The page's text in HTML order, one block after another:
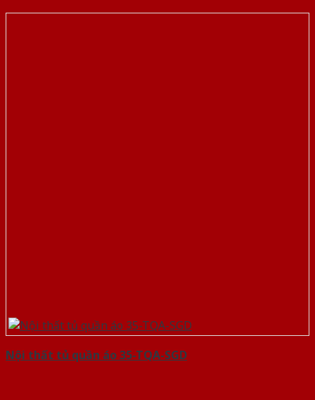
Nội thất tủ quần áo 35-TQA-SGD